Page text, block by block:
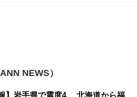
NEWS）
報】岩手県で震度4 北海道から福